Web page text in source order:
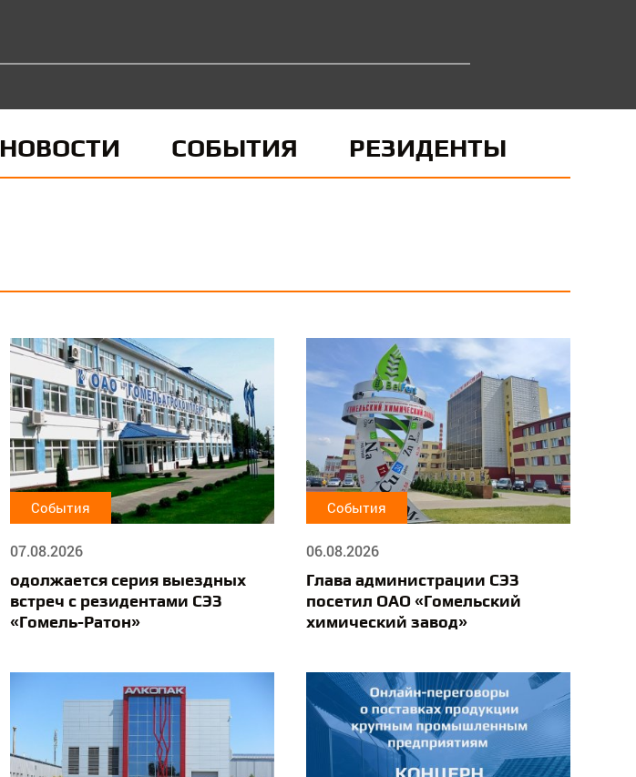
НОВОСТИ СОБЫТИЯ РЕЗИДЕНТЫ
События
07.08.2026
одолжается серия выездных
встреч с резидентами СЭЗ
«Гомель-Ратон»
События
06.08.2026
Глава администрации СЭЗ
посетил ОАО «Гомельский
химический завод»